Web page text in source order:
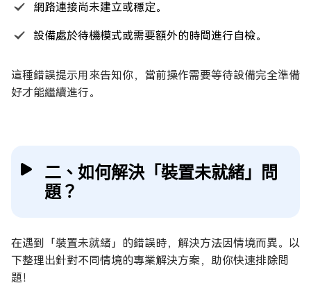
網路連接尚未建立或穩定。
設備處於待機模式或需要額外的時間進行自檢。
這種錯誤提示用來告知你，當前操作需要等待設備完全準備
好才能繼續進行。
二、如何解決「裝置未就緒」問
題？
在遇到「裝置未就緒」的錯誤時，解決方法因情境而異。以
下整理出針對不同情境的專業解決方案，助你快速排除問
題！